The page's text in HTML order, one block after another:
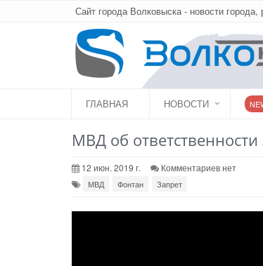
Сайт города Волковыска - новости
ГЛАВНАЯ НОВОСТИ
МВД об
12 июн. 2019 г. Комментариев нет
МВД Фонтан Запрет